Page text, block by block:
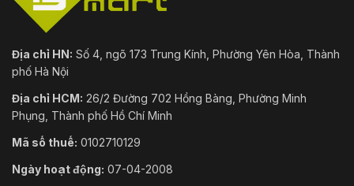
Địa chỉ HN: Số 4, ngõ 173 Trung Kính, Phường Yên Hòa, Thành
phố Hà Nội
Địa chỉ HCM: 26/2 Đường 702 Hồng Bàng, Phường Minh
Phụng, Thành phố Hồ Chí Minh
Mã số thuế: 0102710129
Ngày hoạt động: 07-04-2008